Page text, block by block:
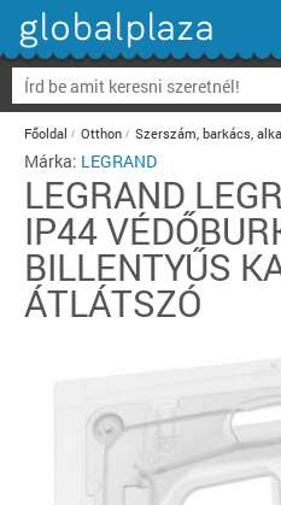
Főoldal Otthon Szerszám, barkács,
Márka: LEGRAND
LEGRAND
IP44
BILLENTYŰS
ÁTLÁTSZÓ